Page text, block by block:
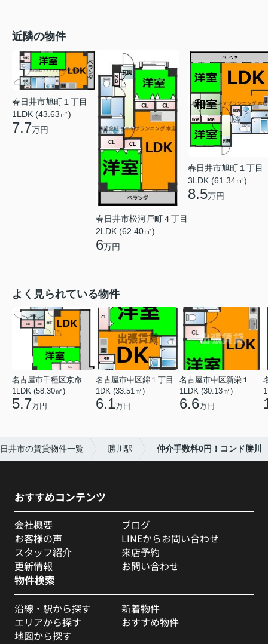
近隣の物件
春日井市旭町１丁目
1LDK (43.63㎡)
7.7万円
春日井市松河戸町４丁目
2LDK (62.40㎡)
6万円
春日井市旭町１丁目
3LDK (61.34㎡)
8.5万円
よく見られている物件
名古屋市千種区京命１丁目
1LDK (58.30㎡)
5.7万円
名古屋市中区錦１丁目
1DK (33.51㎡)
6.1万円
名古屋市中区新栄１丁目
1LDK (30.13㎡)
6.6万円
井市の賃貸物件一覧 勝川駅 仲介手数料0円！コンド勝川
おすすめコンテンツ
会社概要
お客様の声
スタッフ紹介
更新情報
ブログ
LINEからお問い合わせ
来店予約
お問い合わせ
物件検索
沿線・駅から探す
エリアから探す
地図から探す
新着物件
おすすめ物件